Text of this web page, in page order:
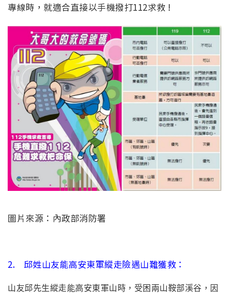
專線時，就適合直接以手機撥打112求救 !
圖片來源：內政部消防署
2. 邱姓山友能高安東軍縱走險遇山難獲救：
山友邱先生縱走能高安東軍山時，受困兩山鞍部溪谷，因